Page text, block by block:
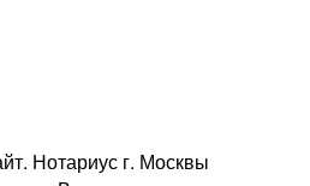
Нотариус г. Москвы